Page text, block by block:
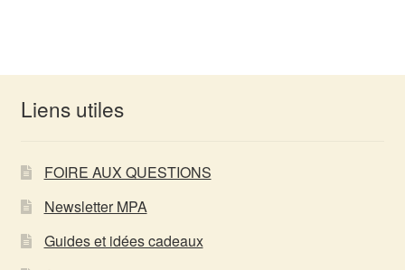
Liens utiles
FOIRE AUX QUESTIONS
Newsletter MPA
Guides et idées cadeaux